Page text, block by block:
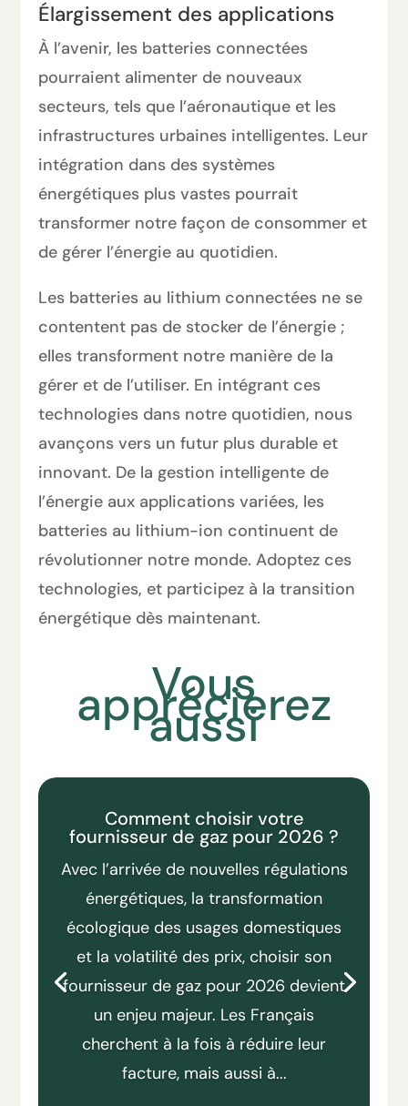
Élargissement des applications
À l’avenir, les batteries connectées
pourraient alimenter de nouveaux
secteurs, tels que l’aéronautique et les
infrastructures urbaines intelligentes. Leur
intégration dans des systèmes
énergétiques plus vastes pourrait
transformer notre façon de consommer et
de gérer l’énergie au quotidien.
Les batteries au lithium connectées ne se
contentent pas de stocker de l’énergie ;
elles transforment notre manière de la
gérer et de l’utiliser. En intégrant ces
technologies dans notre quotidien, nous
avançons vers un futur plus durable et
innovant. De la gestion intelligente de
l’énergie aux applications variées, les
batteries au lithium-ion continuent de
révolutionner notre monde. Adoptez ces
technologies, et participez à la transition
énergétique dès maintenant.
Vous
apprécierez
aussi
Comment choisir votre
fournisseur de gaz pour 2026 ?
Avec l’arrivée de nouvelles régulations
énergétiques, la transformation
écologique des usages domestiques
et la volatilité des prix, choisir son
fournisseur de gaz pour 2026 devient
un enjeu majeur. Les Français
cherchent à la fois à réduire leur
facture, mais aussi à...